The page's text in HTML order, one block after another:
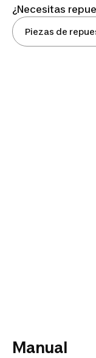
¿Necesitas
Piezas de
Manual